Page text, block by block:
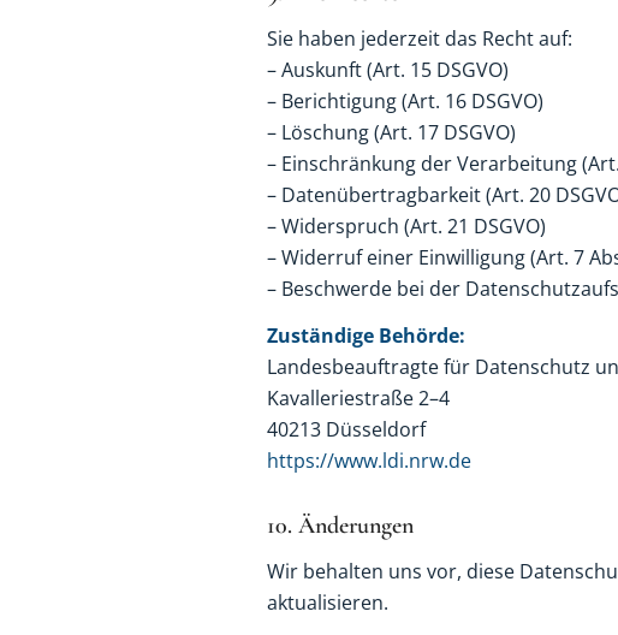
Sie haben jederzeit das Recht auf:
– Auskunft (Art. 15 DSGVO)
– Berichtigung (Art. 16 DSGVO)
– Löschung (Art. 17 DSGVO)
– Einschränkung der Verarbeitung
– Datenübertragbarkeit (Art. 20
– Widerspruch (Art. 21 DSGVO)
– Widerruf einer Einwilligung (Art. 7
– Beschwerde bei der
Zuständige Behörde:
Landesbeauftragte für Datenschutz
Kavalleriestraße 2–4
40213 Düsseldorf
https://www.ldi.nrw.de
10. Änderungen
Wir behalten uns vor, diese
aktualisieren.